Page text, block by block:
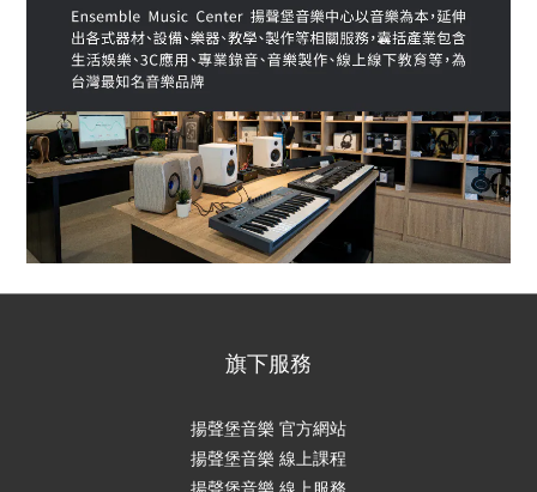
旗下服務
揚聲堡音樂 官方網站
揚聲堡音樂 線上課程